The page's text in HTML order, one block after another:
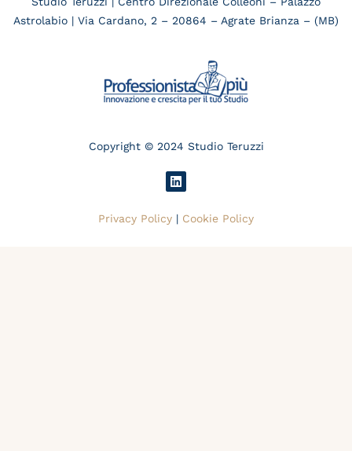
Astrolabio | Via Cardano, 2 – 20864 – Agrate Brianza – (MB)
Copyright © 2024 Studio Teruzzi
L
i
k
e
Privacy Policy | Cookie Policy